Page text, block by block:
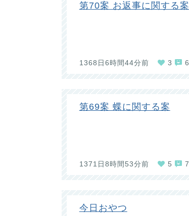
第70案 お返事に関する案
1368日6時間44分前 3 6
第69案 蝶に関する案
1371日8時間53分前 5 7
今日おやつ